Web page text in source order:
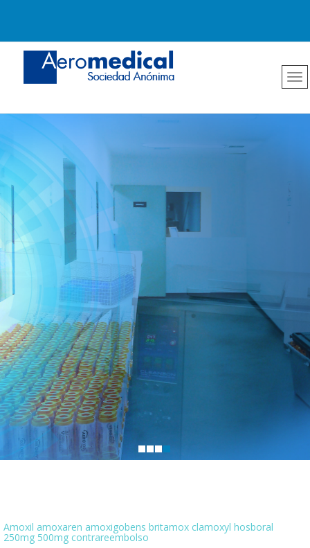
Amoxil amoxaren amoxigobens britamox clamoxyl hosboral
250mg 500mg contrareembolso